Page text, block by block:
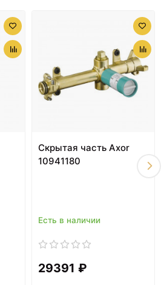
Скрытая часть Axor
10941180
Есть в наличии
29391 ₽